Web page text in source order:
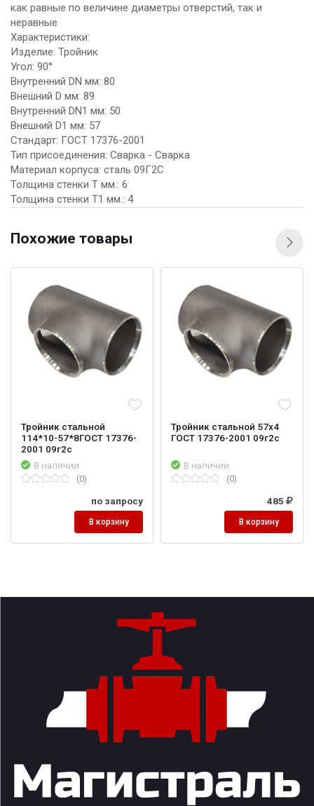
как равные по величине диаметры отверстий, так и
неравные
Характеристики:
Изделие: Тройник
Угол: 90°
Внутренний DN мм: 80
Внешний D мм: 89
Внутренний DN1 мм: 50
Внешний D1 мм: 57
Стандарт: ГОСТ 17376-2001
Тип присоединения: Сварка - Сварка
Материал корпуса: сталь 09Г2С
Толщина стенки Т мм.: 6
Толщина стенки Т1 мм.: 4
Похожие товары
Тройник стальной
114*10-57*8ГОСТ 17376-
2001 09г2с
В наличии
(0)
по запросу
В корзину
Тройник стальной 57х4
ГОСТ 17376-2001 09г2с
В наличии
(0)
485
В корзину